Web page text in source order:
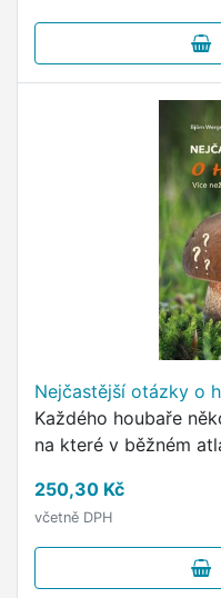
Nejčastější otázky o
Každého houbaře
na které v běžném
250,30 Kč
včetně DPH